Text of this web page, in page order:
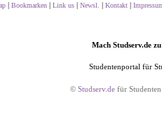
| Bookmarken | Link us | Newsl. | Kontakt |
Mach Studserv.de
Studentenportal für
© Studserv.de für